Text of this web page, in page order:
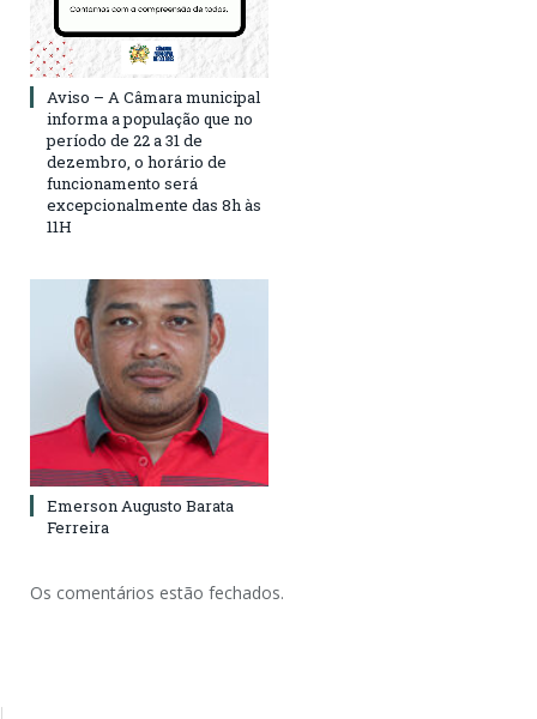
Aviso – A Câmara municipal
informa a população que no
período de 22 a 31 de
dezembro, o horário de
funcionamento será
excepcionalmente das 8h às
11H
Emerson Augusto Barata
Ferreira
Os comentários estão fechados.